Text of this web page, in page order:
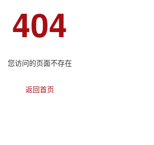
404
您访问的页面不存在
返回首页